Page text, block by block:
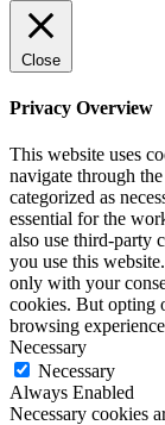
Close
Privacy Overview
This website uses
navigate through
categorized as
essential for the
also use third-party
you use this
only with your
cookies. But opting
browsing
Necessary
Necessary
Always Enabled
Necessary cookies